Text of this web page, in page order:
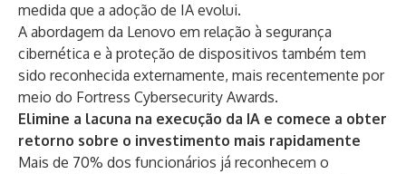
medida que a adoção de IA evolui.
A abordagem da Lenovo em relação à segurança
cibernética e à proteção de dispositivos também tem
sido reconhecida externamente, mais recentemente por
meio do Fortress Cybersecurity Awards.
Elimine a lacuna na execução da IA e comece a obter
retorno sobre o investimento mais rapidamente
Mais de 70% dos funcionários já reconhecem o